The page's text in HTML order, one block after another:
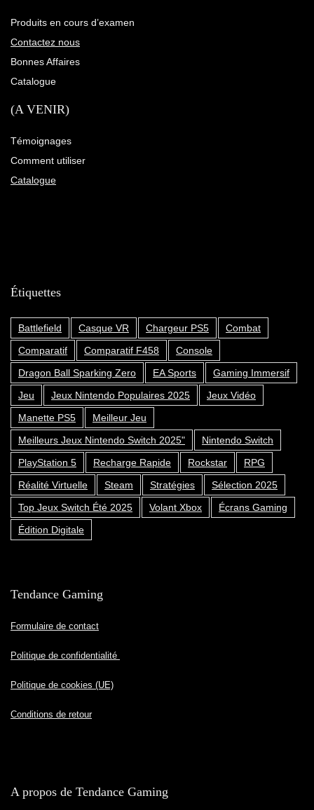
Produits en cours d’examen
Contactez nous
Bonnes Affaires
Catalogue
(A VENIR)
Témoignages
Comment utiliser
Catalogue
Étiquettes
Battlefield Casque VR Chargeur PS5
Combat
Comparatif
Comparatif F458
Console
Dragon Ball Sparking Zero
EA Sports
Gaming Immersif
Jeu
Jeux Nintendo Populaires 2025
Jeux Vidéo
Manette PS5
Meilleur Jeu
Meilleurs Jeux Nintendo Switch 2025"
Nintendo Switch
PlayStation 5
Recharge Rapide Rockstar
RPG
Réalité Virtuelle
Steam Stratégies
Sélection 2025
Top Jeux Switch Été 2025
Volant Xbox
Écrans Gaming
Édition Digitale
Tendance Gaming
Formulaire de contact
Politique de confidentialité
Politique de cookies (UE)
Conditions de retour
A propos de Tendance Gaming